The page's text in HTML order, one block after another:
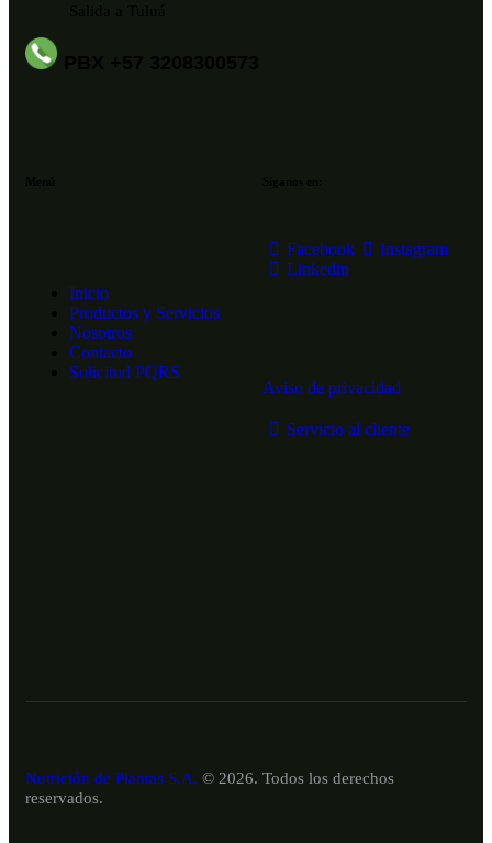
Inicio
Productos y Servicios
Nosotros
Contacto
Solicitud PQRS
Facebook
Instagram
Linkedin
Aviso de privacidad
Servicio al cliente
Nutrición de Plantas S.A. © 2026. Todos los derechos
reservados.